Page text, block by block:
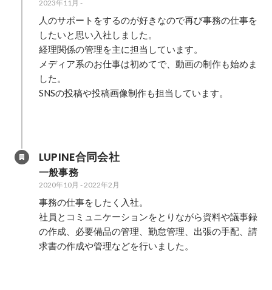
2023年11月 -
人のサポートをするのが好きなので再び事務の仕事を
したいと思い入社しました。
経理関係の管理を主に担当しています。
メディア系のお仕事は初めてで、動画の制作も始めま
した。
SNSの投稿や投稿画像制作も担当しています。
LUPINE合同会社
一般事務
2020年10月 -2022年2月
事務の仕事をしたく入社。
社員とコミュニケーションをとりながら資料や議事録
の作成、必要備品の管理、勤怠管理、出張の手配、請
求書の作成や管理などを行いました。